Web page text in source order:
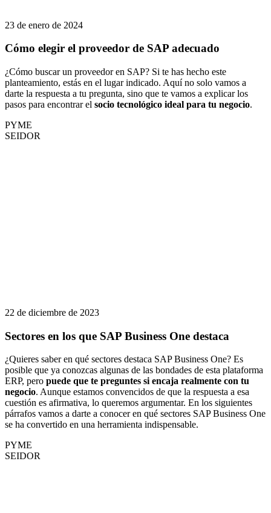
23 de enero de 2024
Cómo elegir el proveedor de SAP adecuado
¿Cómo buscar un proveedor en SAP? Si te has hecho este
planteamiento, estás en el lugar indicado. Aquí no solo vamos a
darte la respuesta a tu pregunta, sino que te vamos a explicar los
pasos para encontrar el socio tecnológico ideal para tu negocio.
PYME
SEIDOR
22 de diciembre de 2023
Sectores en los que SAP Business One destaca
¿Quieres saber en qué sectores destaca SAP Business One? Es
posible que ya conozcas algunas de las bondades de esta plataforma
ERP, pero puede que te preguntes si encaja realmente con tu
negocio. Aunque estamos convencidos de que la respuesta a esa
cuestión es afirmativa, lo queremos argumentar. En los siguientes
párrafos vamos a darte a conocer en qué sectores SAP Business One
se ha convertido en una herramienta indispensable.
PYME
SEIDOR